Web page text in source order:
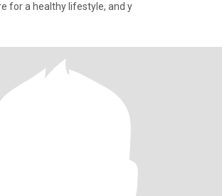
for a healthy lifestyle, and y